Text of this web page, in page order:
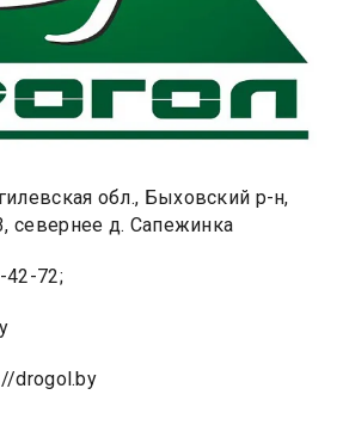
обл., Быховский р-н,
севернее д. Сапежинка
42-72;
drogol.by